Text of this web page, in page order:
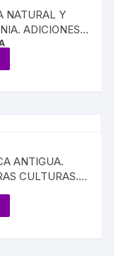
NATURAL Y
ADICIONES Y
VENEGAS
ANTIGUA.
CULTURAS.